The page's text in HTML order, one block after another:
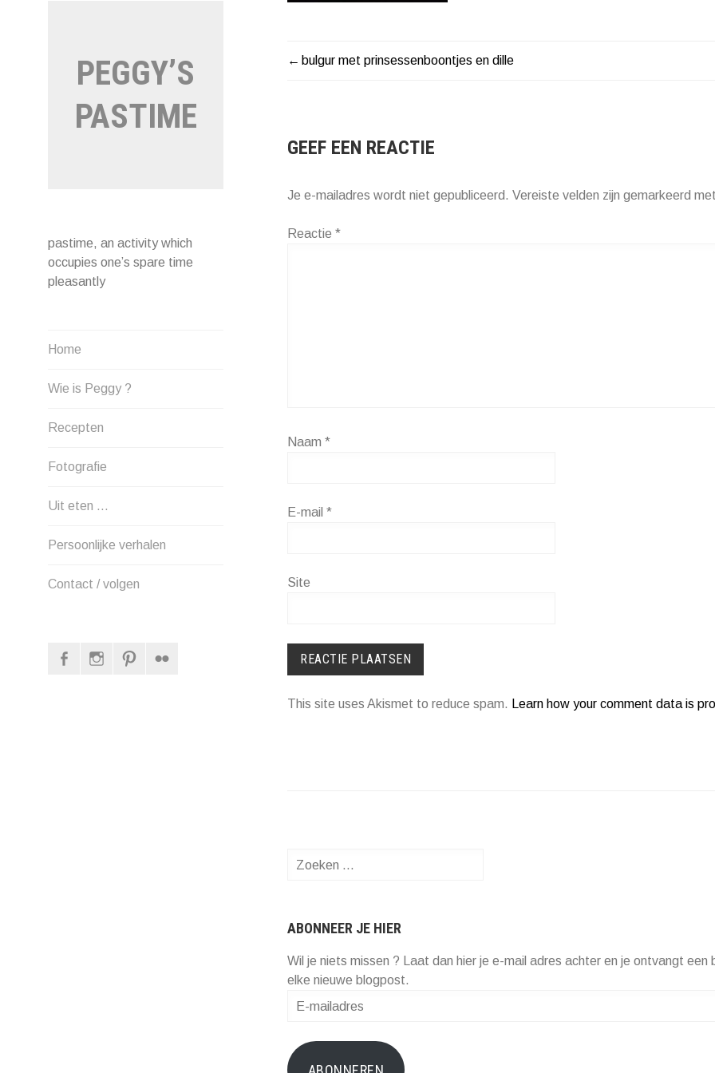
PEGGY’S
PASTIME
pastime, an activity which
occupies one’s spare time
pleasantly
Home
Wie is Peggy ?
Recepten
Fotografie
Uit eten …
Persoonlijke verhalen
Contact / volgen
FacebookInstagram
BERICHT
bulgur met prinsessenboontjes en dille
GEEF EEN REACTIE
Je e-mailadres wordt niet gepubliceerd. Vereiste velden zijn gemarkeerd
Reactie *
Naam *
E-mail *
Site
This site uses Akismet to reduce spam. Learn how your comment data is
Zoeken
ABONNEER JE HIER
Wil je niets missen ? Laat dan hier je e-mail adres achter en je ontvangt een
elke nieuwe blogpost.
E-